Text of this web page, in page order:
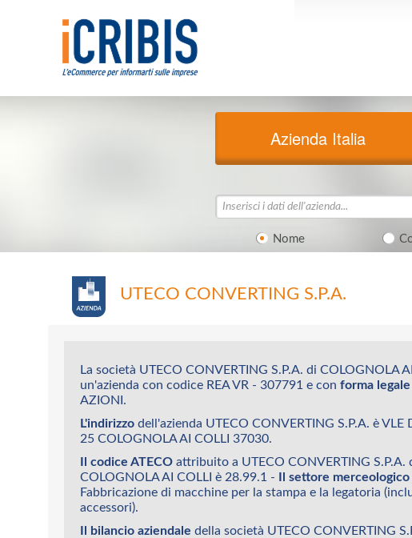
Azienda Italia
Nome
UTECO CONVERTING S.P.A.
La società UTECO CONVERTING S.P.A. di COLOGNOLA
un'azienda con codice REA VR - 307791 e con forma legale
AZIONI.
L'indirizzo dell'azienda UTECO CONVERTING S.P.A. è VLE
25 COLOGNOLA AI COLLI 37030.
Il codice ATECO attribuito a UTECO CONVERTING S.P.A.
COLOGNOLA AI COLLI è 28.99.1 -
Il settore merceologico
Fabbricazione di macchine per la stampa e la legatoria
accessori).
Il bilancio aziendale della società UTECO CONVERTING